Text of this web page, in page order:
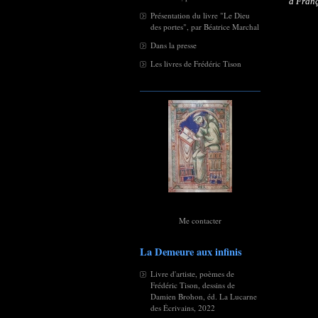
Présentation du livre "Le Dieu
des portes", par Béatrice Marchal
Dans la presse
Les livres de Frédéric Tison
Me contacter
La Demeure aux infinis
Livre d'artiste, poèmes de
Frédéric Tison, dessins de
Damien Brohon, éd. La Lucarne
des Écrivains, 2022